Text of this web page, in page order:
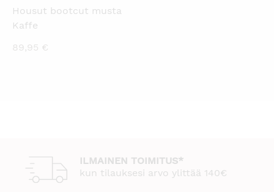
Housut bootcut musta
Kaffe
89,95 €
ILMAINEN TOIMITUS*
kun tilauksesi arvo ylittää 140€